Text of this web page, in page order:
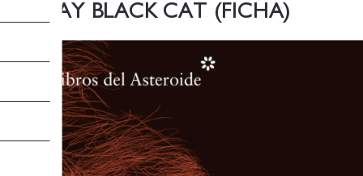
FRIDAY BLACK CAT (FICHA)